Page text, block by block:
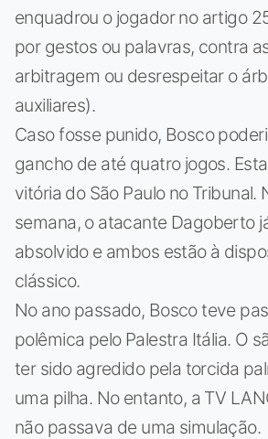
enquadrou o jogador no artigo
por gestos ou palavras, contra
arbitragem ou desrespeitar o
auxiliares).
Caso fosse punido, Bosco
gancho de até quatro jogos.
vitória do São Paulo no Tribunal.
semana, o atacante Dagoberto
absolvido e ambos estão à
clássico.
No ano passado, Bosco teve
polêmica pelo Palestra Itália. O
ter sido agredido pela torcida
uma pilha. No entanto, a TV
não passava de uma simulação.